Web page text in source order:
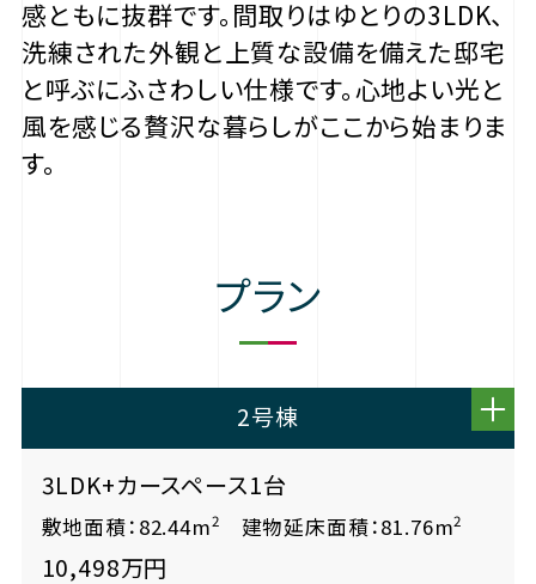
感ともに抜群です。間取りはゆとりの3LDK、
洗練された外観と上質な設備を備えた邸宅
と呼ぶにふさわしい仕様です。心地よい光と
風を感じる贅沢な暮らしがここから始まりま
す。
プラン
2号棟
3LDK+カースペース1台
敷地面積：82.44m2 建物延床面積：81.76m2
10,498万円